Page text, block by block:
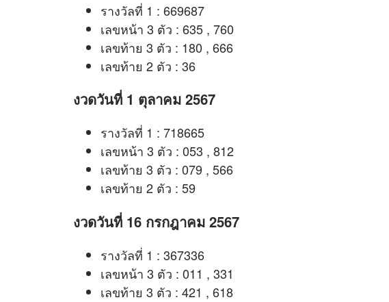
รางวัลที่ 1 : 669687
เลขหน้า 3 ตัว : 635 , 760
เลขท้าย 3 ตัว : 180 , 666
เลขท้าย 2 ตัว : 36
งวดวันที่ 1 ตุลาคม 2567
รางวัลที่ 1 : 718665
เลขหน้า 3 ตัว : 053 , 812
เลขท้าย 3 ตัว : 079 , 566
เลขท้าย 2 ตัว : 59
งวดวันที่ 16 กรกฎาคม 2567
รางวัลที่ 1 : 367336
เลขหน้า 3 ตัว : 011 , 331
เลขท้าย 3 ตัว : 421 , 618